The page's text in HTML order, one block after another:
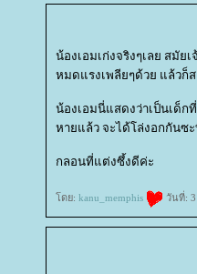
น้องเอมเก่งจริงๆเลย สมัย
หมดแรงเพลียๆด้วย แล้วก็
น้องเอมนี่แสดงว่าเป็นเด็
หายแล้ว จะได้โล่งอกกันซ
กลอนที่แต่งซึ้งดีค่ะ
ดย: kanu_memphis วันที่: 3